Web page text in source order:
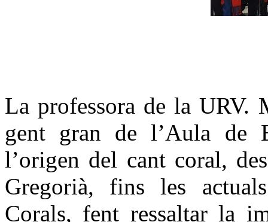
La professora de la URV.
gent gran de l’Aula de
l’origen del cant coral,
Gregorià, fins les
Corals, fent ressaltar la